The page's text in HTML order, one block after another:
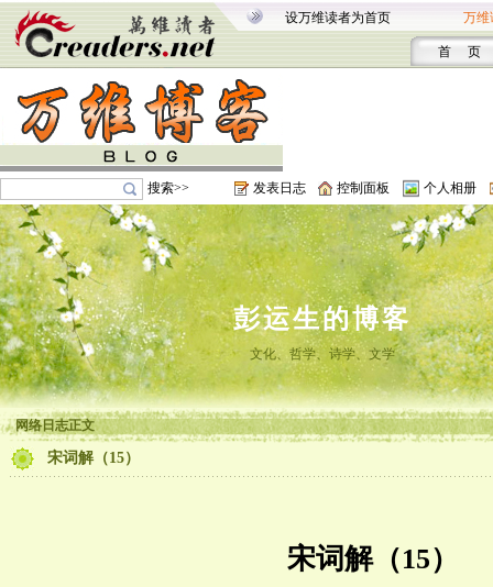
设万维读者为首页 万维
首 页
搜索>> 发表日志 控制面板 个人相册
彭运生的博客
文化、哲学、诗学、文学
网络日志正文
宋词解（15）
宋词解（15）